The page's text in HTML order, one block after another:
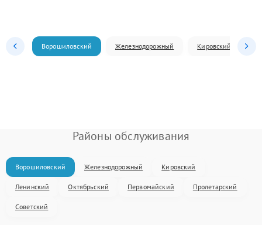
Ворошиловский Железнодорожный Кировский
Районы обслуживания
Ворошиловский Железнодорожный Кировский
Ленинский Октябрьский Первомайский Пролетарский
Советский